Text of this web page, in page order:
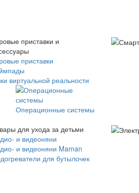
приставки и
приставки
виртуальной реальности
Операционные системы
для ухода за детьми
и видеоняни
и видеоняни Maman
для бутылочек